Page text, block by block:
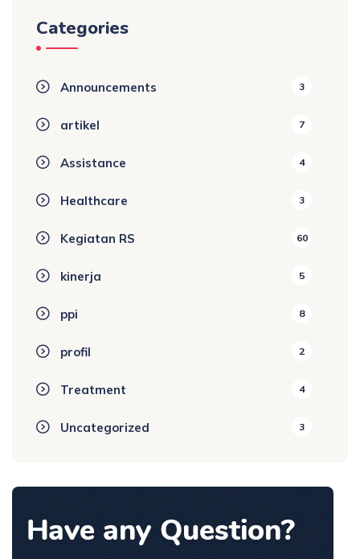
Categories
Announcements 3
artikel 7
Assistance 4
Healthcare 3
Kegiatan RS 60
kinerja 5
ppi 8
profil 2
Treatment 4
Uncategorized 3